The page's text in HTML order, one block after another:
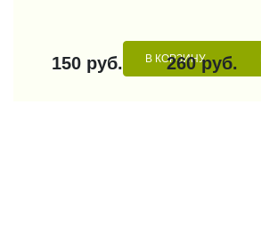
150 руб. В КОРЗИНУ
260 руб.